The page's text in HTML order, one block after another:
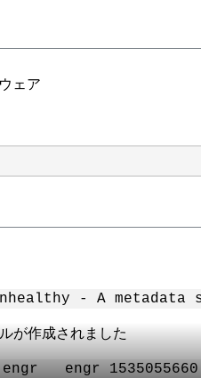
ェア
- A
が作成されました
engr 1535055660